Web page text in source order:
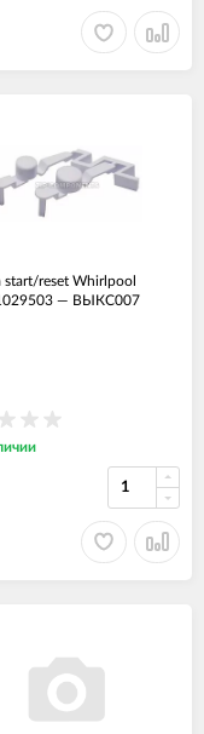
start/reset Whirlpool
— ВЫКС007